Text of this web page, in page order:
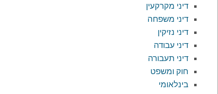
דיני מקרקעין
דיני משפחה
דיני נזיקין
דיני עבודה
דיני תעבורה
חוק ומשפט
בינלאומי